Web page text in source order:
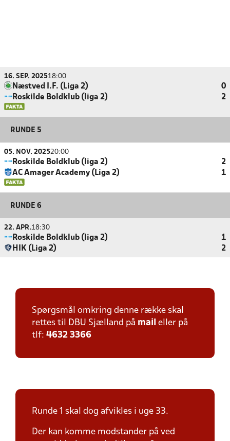
16. SEP. 202518:00
Næstved I.F. (Liga 2)
0
Roskilde Boldklub (liga 2)
2
RUNDE 5
05. NOV. 202520:00
Roskilde Boldklub (liga 2)
2
AC Amager Academy (Liga 2)
1
RUNDE 6
22. APR.18:30
Roskilde Boldklub (liga 2)
1
HIK (Liga 2)
2
Spørgsmål omkring denne række skal
rettes til DBU Sjælland på mail eller på
tlf: 4632 3366
Runde 1 skal dog afvikles i uge 33.
Der kan komme modstander på ved